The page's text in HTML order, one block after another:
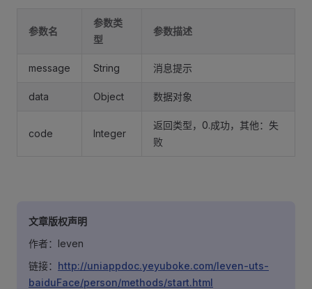
参数名
参数类
型
参数描述
message String 消息提示
data Object 数据对象
code Integer
返回类型，0.成功，其他：失
败
文章版权声明
作者：leven
链接： http://uniappdoc.yeyuboke.com/leven-uts-
baiduFace/person/methods/start.html